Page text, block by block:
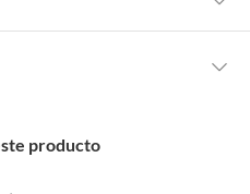
sus etiquetas, sellos intactos y
producto